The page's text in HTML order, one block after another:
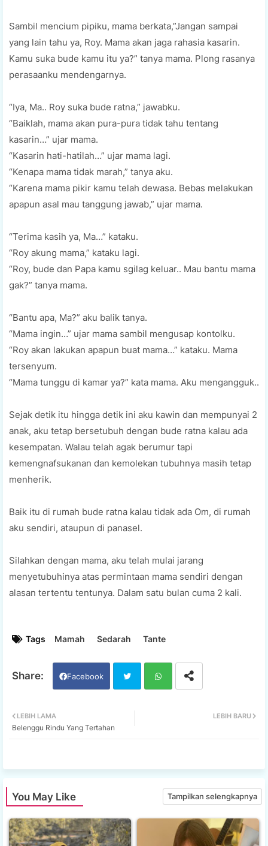
Sambil mencium pipiku, mama berkata,”Jangan sampai
yang lain tahu ya, Roy. Mama akan jaga rahasia kasarin.
Kamu suka bude kamu itu ya?” tanya mama. Plong rasanya
perasaanku mendengarnya.
“Iya, Ma.. Roy suka bude ratna,” jawabku.
“Baiklah, mama akan pura-pura tidak tahu tentang
kasarin…” ujar mama.
“Kasarin hati-hatilah…” ujar mama lagi.
“Kenapa mama tidak marah,” tanya aku.
“Karena mama pikir kamu telah dewasa. Bebas melakukan
apapun asal mau tanggung jawab,” ujar mama.
“Terima kasih ya, Ma…” kataku.
“Roy akung mama,” kataku lagi.
“Roy, bude dan Papa kamu sgilag keluar.. Mau bantu mama
gak?” tanya mama.
“Bantu apa, Ma?” aku balik tanya.
“Mama ingin…” ujar mama sambil mengusap kontolku.
“Roy akan lakukan apapun buat mama…” kataku. Mama
tersenyum.
“Mama tunggu di kamar ya?” kata mama. Aku mengangguk..
Sejak detik itu hingga detik ini aku kawin dan mempunyai 2
anak, aku tetap bersetubuh dengan bude ratna kalau ada
kesempatan. Walau telah agak berumur tapi
kemengnafsukanan dan kemolekan tubuhnya masih tetap
menherik.
Baik itu di rumah bude ratna kalau tidak ada Om, di rumah
aku sendiri, ataupun di panasel.
Silahkan dengan mama, aku telah mulai jarang
menyetubuhinya atas permintaan mama sendiri dengan
alasan tertentu tentunya. Dalam satu bulan cuma 2 kali.
Tags Mamah Sedarah Tante
Facebook
LEBIH BARU
LEBIH LAMA
Belenggu Rindu Yang Tertahan
You May Like Tampilkan selengkapnya